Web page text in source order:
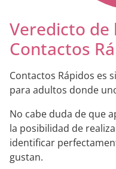
Veredicto de
Contactos
Contactos Rápidos es
para adultos donde
No cabe duda de que
la posibilidad de
identificar
gustan.